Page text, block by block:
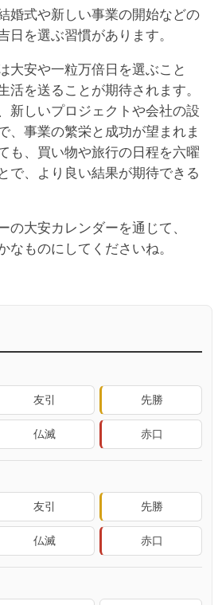
婚式や新しい事業の開始などの
日を選ぶ習慣があります。
大安や一粒万倍日を選ぶこと
活を送ることが期待されます。
新しいプロジェクトや会社の設
、事業の繁栄と成功が望まれま
も、買い物や旅行の日程を六曜
で、より良い結果が期待できる
の大安カレンダーを通じて、
なものにしてくださいね。
友引 先勝
仏滅 赤口
友引 先勝
仏滅 赤口